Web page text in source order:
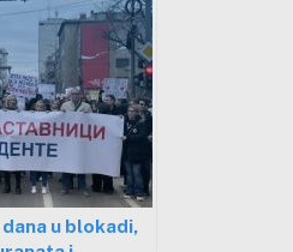
u blokadi,